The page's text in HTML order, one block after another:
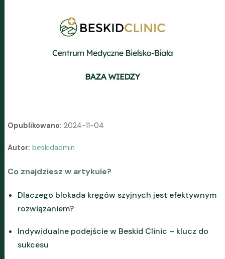
Opublikowano: 2024-11-04
Autor: beskidadmin
Co znajdziesz w artykule?
Dlaczego blokada kręgów szyjnych jest efektywnym
rozwiązaniem?
Indywidualne podejście w Beskid Clinic – klucz do
sukcesu